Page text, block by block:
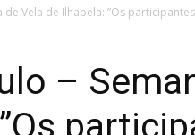
de Vela de Ilhabela: ”Os
–